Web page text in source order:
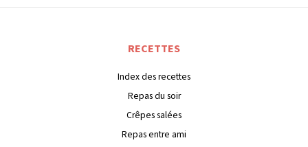
RECETTES
Index des recettes
Repas du soir
Crêpes salées
Repas entre ami